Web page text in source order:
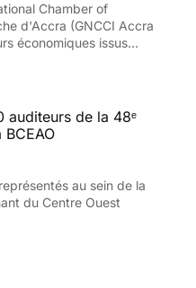
Chamber of
d'Accra (GNCCI Accra
économiques issus...
auditeurs de la 48ᵉ
au sein de la
du Centre Ouest